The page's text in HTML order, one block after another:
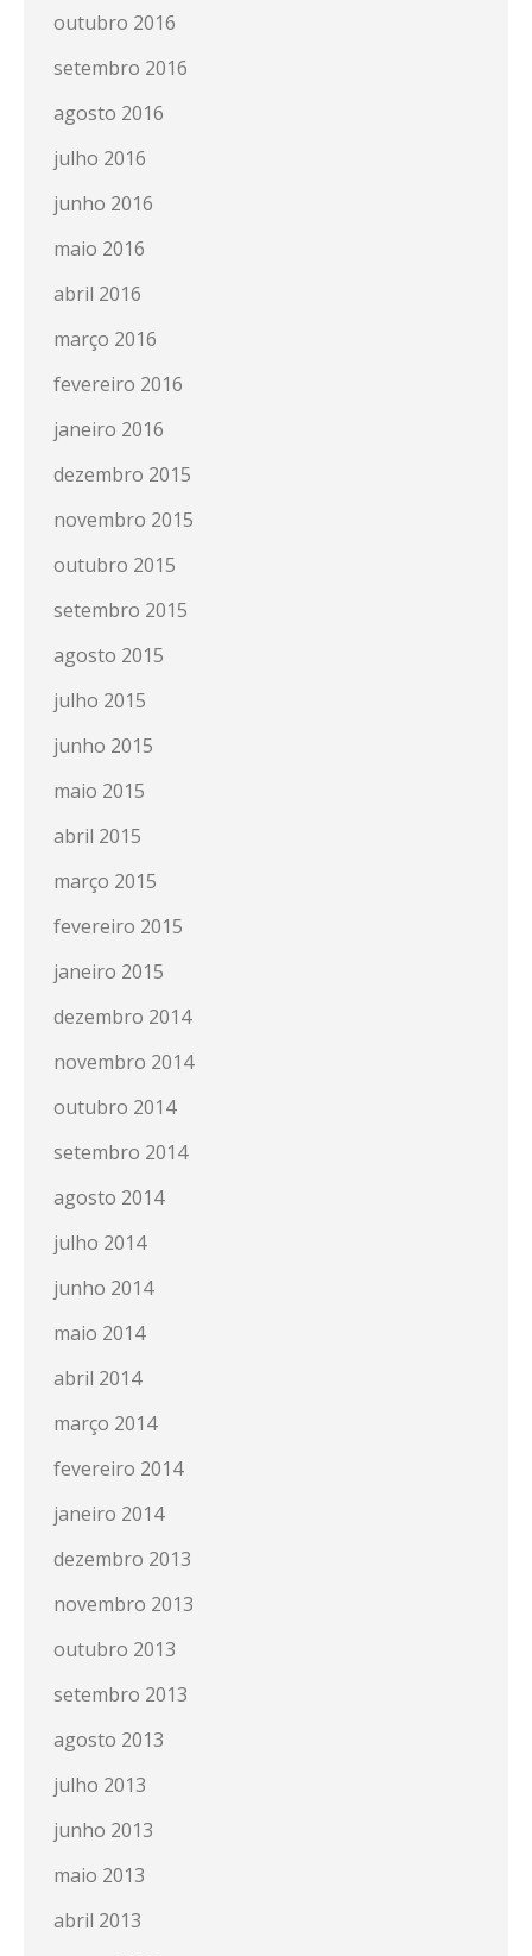
outubro 2016
setembro 2016
agosto 2016
julho 2016
junho 2016
maio 2016
abril 2016
março 2016
fevereiro 2016
janeiro 2016
dezembro 2015
novembro 2015
outubro 2015
setembro 2015
agosto 2015
julho 2015
junho 2015
maio 2015
abril 2015
março 2015
fevereiro 2015
janeiro 2015
dezembro 2014
novembro 2014
outubro 2014
setembro 2014
agosto 2014
julho 2014
junho 2014
maio 2014
abril 2014
março 2014
fevereiro 2014
janeiro 2014
dezembro 2013
novembro 2013
outubro 2013
setembro 2013
agosto 2013
julho 2013
junho 2013
maio 2013
abril 2013